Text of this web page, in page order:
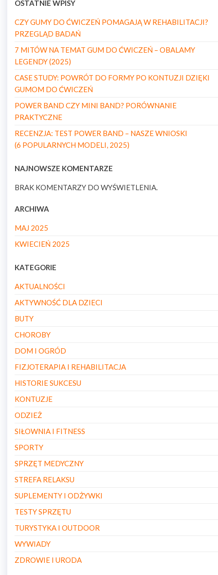
OSTATNIE WPISY
CZY GUMY DO ĆWICZEŃ POMAGAJĄ W REHABILITACJI?
PRZEGLĄD BADAŃ
7 MITÓW NA TEMAT GUM DO ĆWICZEŃ – OBALAMY
LEGENDY (2025)
CASE STUDY: POWRÓT DO FORMY PO KONTUZJI DZIĘKI
GUMOM DO ĆWICZEŃ
POWER BAND CZY MINI BAND? PORÓWNANIE
PRAKTYCZNE
RECENZJA: TEST POWER BAND – NASZE WNIOSKI
(6 POPULARNYCH MODELI, 2025)
NAJNOWSZE KOMENTARZE
BRAK KOMENTARZY DO WYŚWIETLENIA.
ARCHIWA
MAJ 2025
KWIECIEŃ 2025
KATEGORIE
AKTUALNOŚCI
AKTYWNOŚĆ DLA DZIECI
BUTY
CHOROBY
DOM I OGRÓD
FIZJOTERAPIA I REHABILITACJA
HISTORIE SUKCESU
KONTUZJE
ODZIEŻ
SIŁOWNIA I FITNESS
SPORTY
SPRZĘT MEDYCZNY
STREFA RELAKSU
SUPLEMENTY I ODŻYWKI
TESTY SPRZĘTU
TURYSTYKA I OUTDOOR
WYWIADY
ZDROWIE I URODA